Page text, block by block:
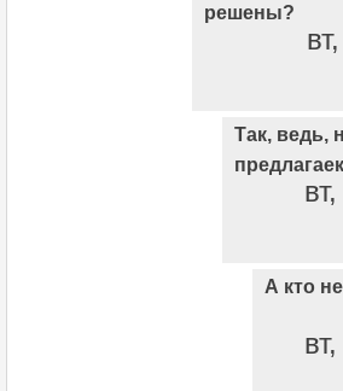
решены?
Так, ведь,
А кто